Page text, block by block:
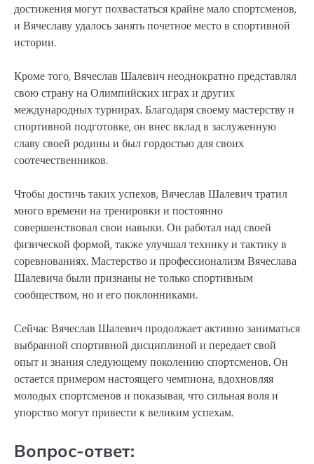
достижения могут похвастаться крайне мало спортсменов,
и Вячеславу удалось занять почетное место в спортивной
истории.
Кроме того, Вячеслав Шалевич неоднократно представлял
свою страну на Олимпийских играх и других
международных турнирах. Благодаря своему мастерству и
спортивной подготовке, он внес вклад в заслуженную
славу своей родины и был гордостью для своих
соотечественников.
Чтобы достичь таких успехов, Вячеслав Шалевич тратил
много времени на тренировки и постоянно
совершенствовал свои навыки. Он работал над своей
физической формой, также улучшал технику и тактику в
соревнованиях. Мастерство и профессионализм Вячеслава
Шалевича были признаны не только спортивным
сообществом, но и его поклонниками.
Сейчас Вячеслав Шалевич продолжает активно заниматься
выбранной спортивной дисциплиной и передает свой
опыт и знания следующему поколению спортсменов. Он
остается примером настоящего чемпиона, вдохновляя
молодых спортсменов и показывая, что сильная воля и
упорство могут привести к великим успехам.
Вопрос-ответ: